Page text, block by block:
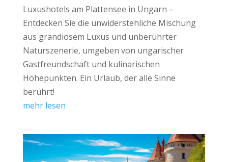
Luxushotels am Plattensee in Ungarn –
Entdecken Sie die unwiderstehliche Mischung
aus grandiosem Luxus und unberührter
Naturszenerie, umgeben von ungarischer
Gastfreundschaft und kulinarischen
Höhepunkten. Ein Urlaub, der alle Sinne
berührt!
mehr lesen